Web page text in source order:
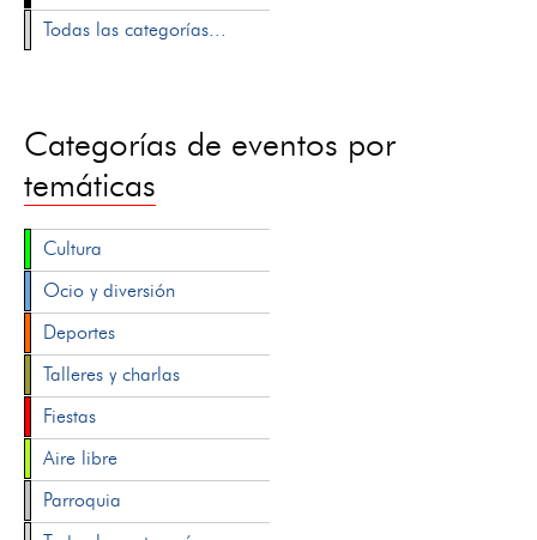
Todas las categorías...
Categorías de eventos por
temáticas
Cultura
Ocio y diversión
Deportes
Talleres y charlas
Fiestas
Aire libre
Parroquia